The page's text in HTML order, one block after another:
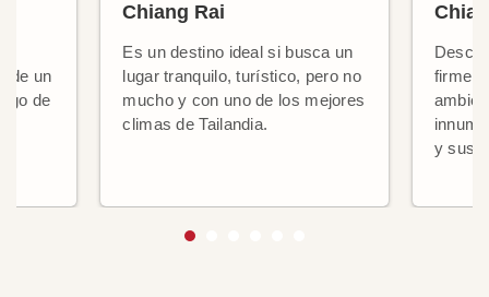
de un
de
Chiang Rai
Es un destino ideal si busca un
lugar tranquilo, turístico, pero no
mucho y con uno de los mejores
climas de Tailandia.
y sus